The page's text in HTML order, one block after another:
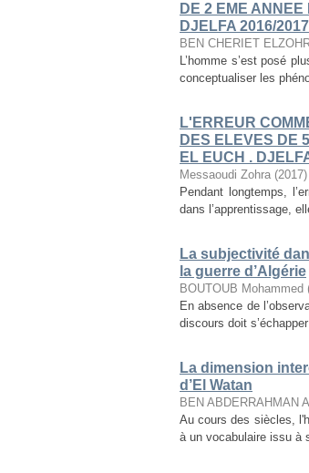
DE 2 EME
DJELFA 2016/2017
BEN CHERIET
L’homme s’est posé
conceptualiser les
L'ERREUR
DES ELEVES DE
EL EUCH .
Messaoudi Zohra (2017)
Pendant longtemps,
dans l’apprentissage,
La subjectivité
la guerre d’Algérie
BOUTOUB Mohammed
En absence de
discours doit
La dimension
d’El Watan
BEN ABDERRAHMAN
Au cours des siècles,
à un vocabulaire issu à